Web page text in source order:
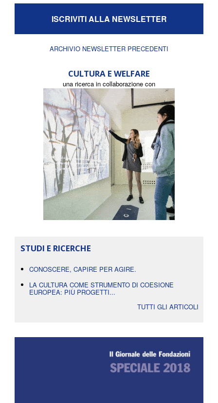
ISCRIVITI ALLA NEWSLETTER
ARCHIVIO NEWSLETTER PRECEDENTI
CULTURA E WELFARE
una ricerca in collaborazione con
STUDI E RICERCHE
CONOSCERE, CAPIRE PER AGIRE.
LA CULTURA COME STRUMENTO DI COESIONE
EUROPEA: PIÙ PROGETTI...
TUTTI GLI ARTICOLI